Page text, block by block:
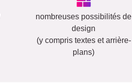
nombreuses possibilités de
design
(y compris textes et arrière-
plans)